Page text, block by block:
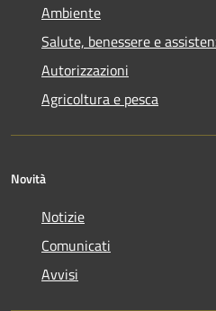
Ambiente
Salute, benessere e
Autorizzazioni
Agricoltura e pesca
Novità
Notizie
Comunicati
Avvisi